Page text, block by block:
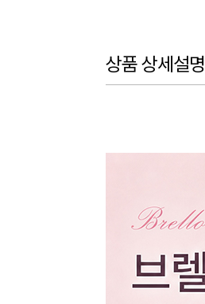
상품 상세설명